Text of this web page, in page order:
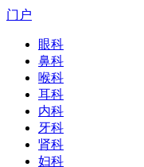
门户
眼科
鼻科
喉科
耳科
内科
牙科
肾科
妇科